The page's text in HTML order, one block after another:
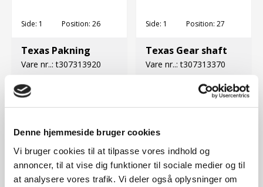
Denne hjemmeside bruger cookies
Vi bruger cookies til at tilpasse vores indhold og
annoncer, til at vise dig funktioner til sociale medier og til
at analysere vores trafik. Vi deler også oplysninger om
Side: 1 Position: 26
Texas Pakning
Vare nr..: t307313920
18,00 DKK
Side: 1 Position: 27
Texas Gear shaft
Vare nr..: t307313370
1.377,00 DKK